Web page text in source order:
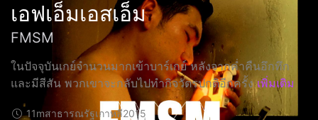
เอฟเอ็มเอสเอ็ม
FMSM
ในปัจจุบันเกย์จำนวนมากเข้าบาร์เกย์ หลังจากค่ำคืนอึกทึก
และมีสีสัน พวกเขาจะกลับไปทำกิจวัตรปกติอีกครั้ง เพิ่มเติม
11mสาธารณรัฐเกาหลี2015